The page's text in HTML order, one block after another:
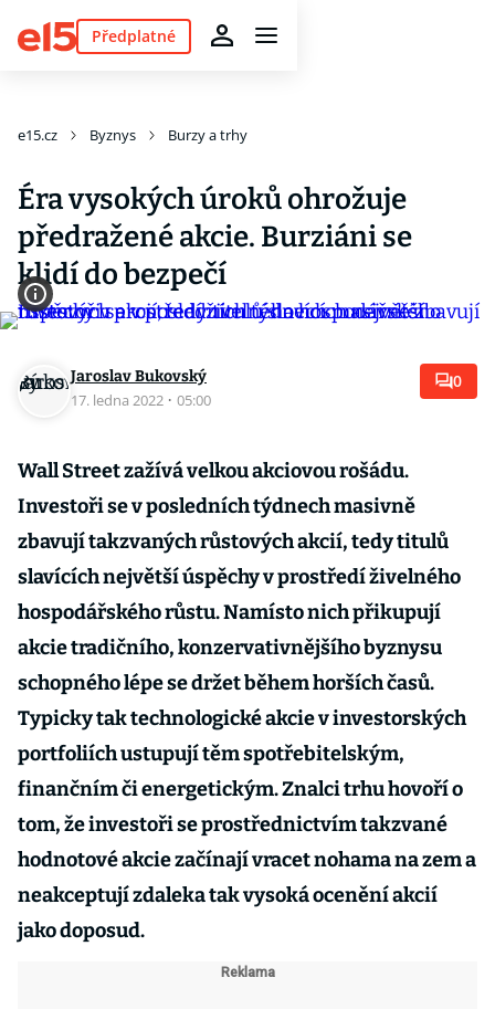
Předplatné
e15.cz Byznys Burzy a trhy
Éra vysokých úroků ohrožuje
předražené akcie. Burziáni se
klidí do bezpečí
Jaroslav Bukovský
17. ledna 2022 · 05:00
0
Wall Street zažívá velkou akciovou rošádu.
Investoři se v posledních týdnech masivně
zbavují takzvaných růstových akcií, tedy titulů
slavících největší úspěchy v prostředí živelného
hospodářského růstu. Namísto nich přikupují
akcie tradičního, konzervativnějšího byznysu
schopného lépe se držet během horších časů.
Typicky tak technologické akcie v investorských
portfoliích ustupují těm spotřebitelským,
finančním či energetickým. Znalci trhu hovoří o
tom, že investoři se prostřednictvím takzvané
hodnotové akcie začínají vracet nohama na zem a
neakceptují zdaleka tak vysoká ocenění akcií
jako doposud.